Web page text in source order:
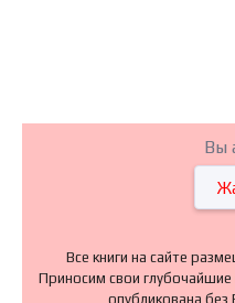
Вы
Все книги на сайте
Приносим свои глубочайшие
опубликована без